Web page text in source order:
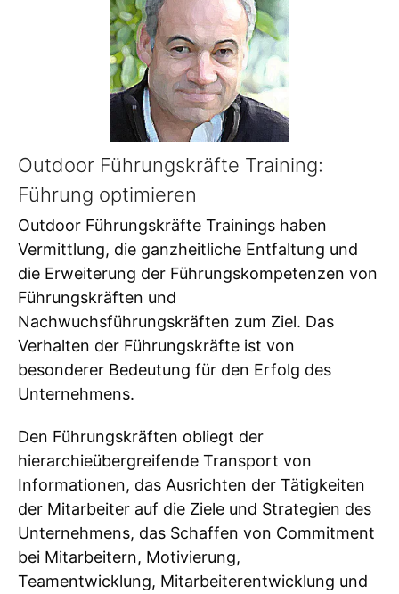
Outdoor Führungskräfte Training:
Führung optimieren
Outdoor Führungskräfte Trainings haben
Vermittlung, die ganzheitliche Entfaltung und
die Erweiterung der Führungskompetenzen von
Führungskräften und
Nachwuchsführungskräften zum Ziel. Das
Verhalten der Führungskräfte ist von
besonderer Bedeutung für den Erfolg des
Unternehmens.
Den Führungskräften obliegt der
hierarchieübergreifende Transport von
Informationen, das Ausrichten der Tätigkeiten
der Mitarbeiter auf die Ziele und Strategien des
Unternehmens, das Schaffen von Commitment
bei Mitarbeitern, Motivierung,
Teamentwicklung, Mitarbeiterentwicklung und